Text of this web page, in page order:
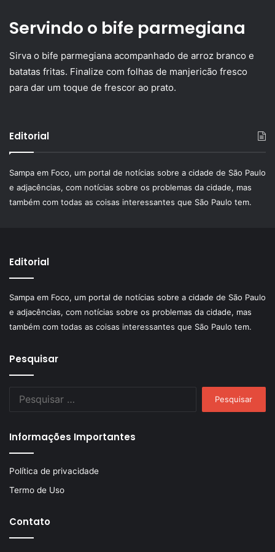
Servindo o bife parmegiana
Sirva o bife parmegiana acompanhado de arroz branco e
batatas fritas. Finalize com folhas de manjericão fresco
para dar um toque de frescor ao prato.
Editorial
Sampa em Foco, um portal de notícias sobre a cidade de São Paulo
e adjacências, com notícias sobre os problemas da cidade, mas
também com todas as coisas interessantes que São Paulo tem.
Editorial
Sampa em Foco, um portal de notícias sobre a cidade de São Paulo
e adjacências, com notícias sobre os problemas da cidade, mas
também com todas as coisas interessantes que São Paulo tem.
Pesquisar
Informações Importantes
Política de privacidade
Termo de Uso
Contato